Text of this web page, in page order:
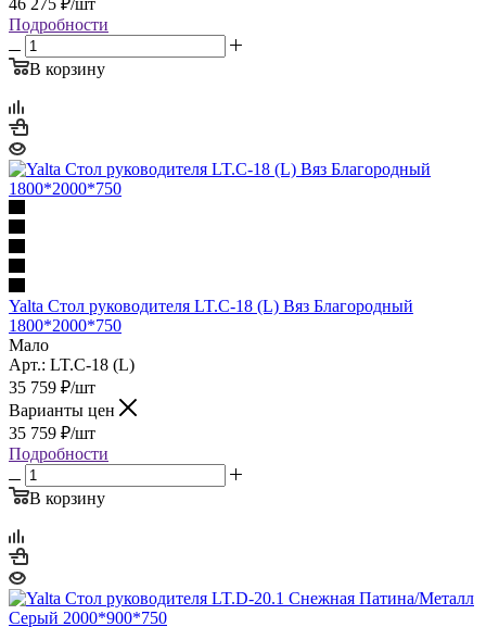
Подробности
В корзину
Yalta Стол руководителя LT.C-18 (L) Вяз Благородный
1800*2000*750
Мало
Арт.: LT.C-18 (L)
35 759 ₽/шт
Варианты цен
35 759 ₽/шт
Подробности
В корзину